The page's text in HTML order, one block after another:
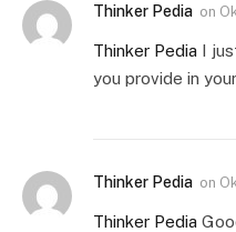
Thinker Pedia on
Thinker Pedia I
you provide in
Thinker Pedia on
Thinker Pedia